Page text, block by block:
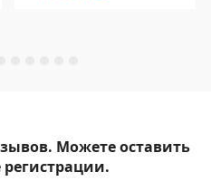
Можете оставить
регистрации.